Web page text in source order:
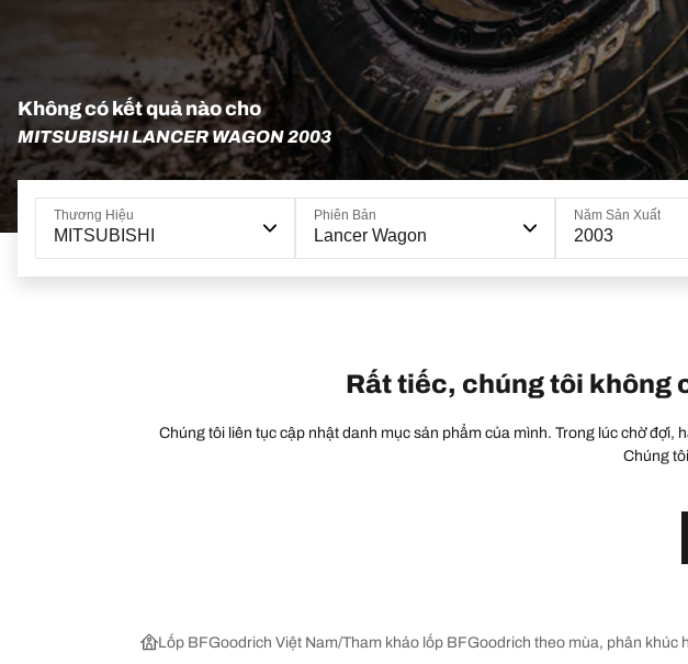
Không có kết quả nào cho
MITSUBISHI LANCER WAGON 2003
Thương Hiệu
MITSUBISHI
Phiên Bản
Lancer Wagon
Năm Sản Xuất
2003
Rất tiếc, chúng tôi không
Chúng tôi liên tục cập nhật danh mục sản phẩm của mình. Trong lúc chờ
Chúng
Lốp BFGoodrich Việt Nam Tham khảo lốp BFGoodrich theo mùa, phân khúc